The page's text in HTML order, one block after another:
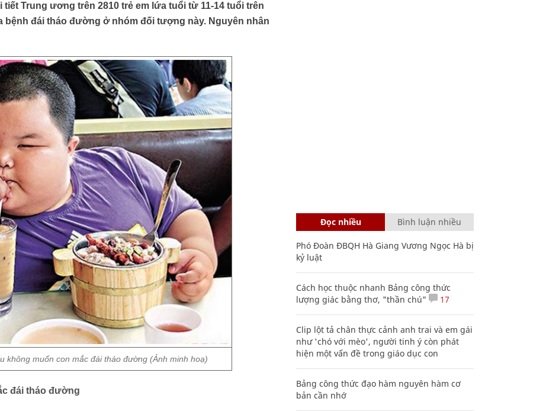
Trung ương trên 2810 trẻ em lứa tuổi từ 11-14 tuổi trên
bệnh đái tháo đường ở nhóm đối tượng này. Nguyên nhân
không muốn con mắc đái tháo đường (Ảnh minh hoạ)
đái tháo đường
Đọc nhiều Bình luận nhiều
Phó Đoàn ĐBQH Hà Giang Vương Ngọc Hà bị
kỷ luật
Cách học thuộc nhanh Bảng công thức
lượng giác bằng thơ, "thần chú"
17
Clip lột tả chân thực cảnh anh trai và em gái
như 'chó với mèo', người tinh ý còn phát
hiện một vấn đề trong giáo dục con
Bảng công thức đạo hàm nguyên hàm cơ
bản cần nhớ